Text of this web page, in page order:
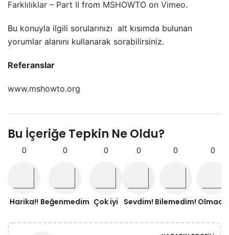
Farklılıklar – Part II from MSHOWTO on Vimeo.
Bu konuyla ilgili sorularınızı alt kısımda bulunan
yorumlar alanını kullanarak sorabilirsiniz.
Referanslar
www.mshowto.org
Bu İçeriğe Tepkin Ne Oldu?
0
Harika!!
0
Beğenmedim
0
Çok iyi
0
Sevdim!
0
Bilemedim!
0
Olmadı!